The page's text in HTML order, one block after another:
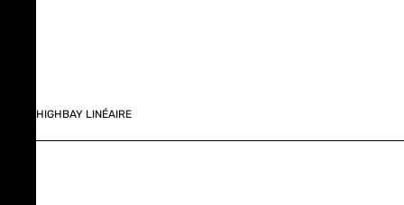
HIGHBAY LINÉAIRE